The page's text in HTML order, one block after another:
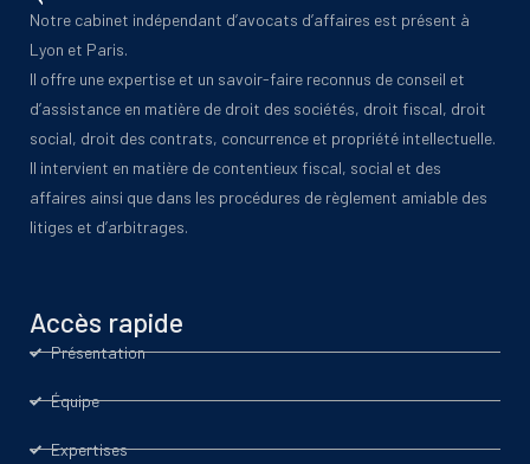
Notre cabinet indépendant d’avocats d’affaires est présent à
Lyon et Paris.
Il offre une expertise et un savoir-faire reconnus de conseil et
d’assistance en matière de droit des sociétés, droit fiscal, droit
social, droit des contrats, concurrence et propriété intellectuelle.
Il intervient en matière de contentieux fiscal, social et des
affaires ainsi que dans les procédures de règlement amiable des
litiges et d’arbitrages.
Accès rapide
Présentation
Équipe
Expertises